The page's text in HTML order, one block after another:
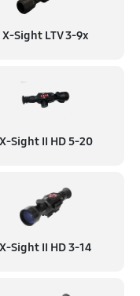
X-Sight LTV 3-9x
X-Sight II HD 5-20
X-Sight II HD 3-14